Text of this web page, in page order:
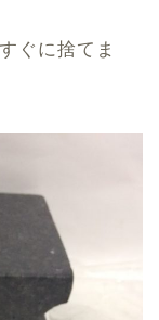
ぐに捨てま